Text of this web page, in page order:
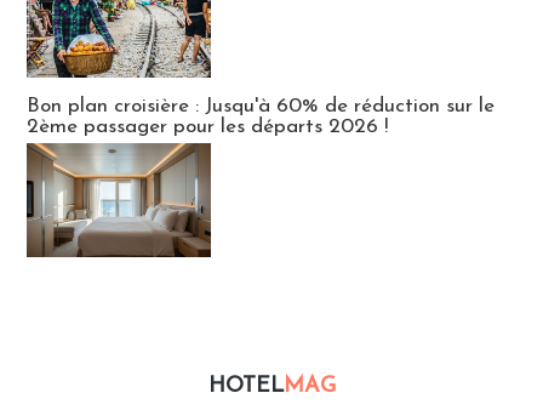
Bon plan croisière : Jusqu'à 60% de réduction sur le
2ème passager pour les départs 2026 !
HOTELMAG